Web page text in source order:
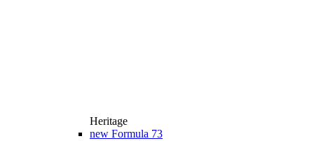
Heritage
new Formula 73